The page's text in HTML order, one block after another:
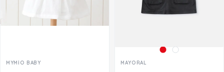
MYMİO BABY MAYORAL